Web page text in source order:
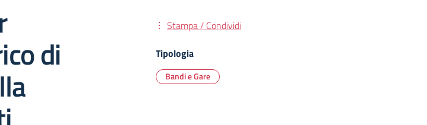
di
Stampa / Condividi
Tipologia
Bandi e Gare